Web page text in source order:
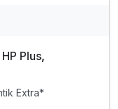
Plus,
Extra*